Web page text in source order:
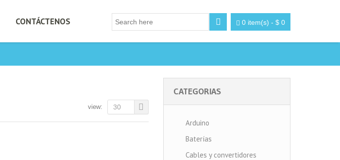
CONTÁCTENOS 0 item(s) - $ 0
view: 30
CATEGORIAS
Arduino
Baterías
Cables y convertidores